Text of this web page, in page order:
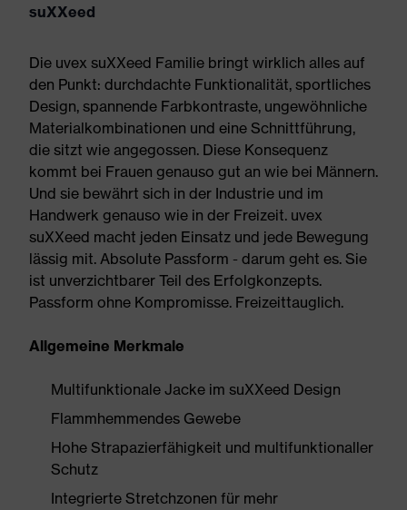
suXXeed
Die uvex suXXeed Familie bringt wirklich alles auf
den Punkt: durchdachte Funktionalität, sportliches
Design, spannende Farbkontraste, ungewöhnliche
Materialkombinationen und eine Schnittführung,
die sitzt wie angegossen. Diese Konsequenz
kommt bei Frauen genauso gut an wie bei Männern.
Und sie bewährt sich in der Industrie und im
Handwerk genauso wie in der Freizeit. uvex
suXXeed macht jeden Einsatz und jede Bewegung
lässig mit. Absolute Passform - darum geht es. Sie
ist unverzichtbarer Teil des Erfolgkonzepts.
Passform ohne Kompromisse. Freizeittauglich.
Allgemeine Merkmale
Multifunktionale Jacke im suXXeed Design
Flammhemmendes Gewebe
Hohe Strapazierfähigkeit und multifunktionaller
Schutz
Integrierte Stretchzonen für mehr